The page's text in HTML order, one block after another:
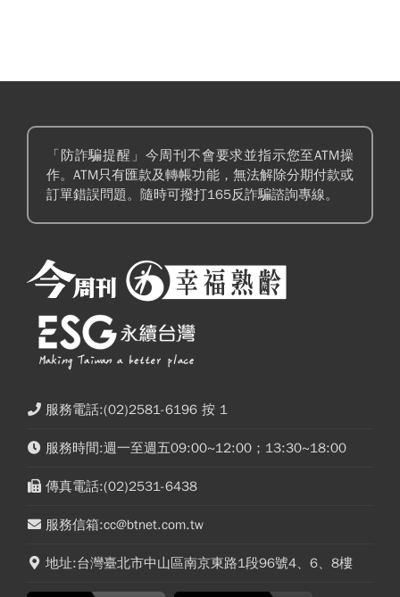
「防詐騙提醒」今周刊不會要求並指示您至ATM操
作。ATM只有匯款及轉帳功能，無法解除分期付款或
訂單錯誤問題。隨時可撥打165反詐騙諮詢專線。
服務電話:(02)2581-6196 按 1
服務時間:週一至週五09:00~12:00；13:30~18:00
傳真電話:(02)2531-6438
服務信箱:cc@btnet.com.tw
地址:台灣臺北市中山區南京東路1段96號4、6、8樓